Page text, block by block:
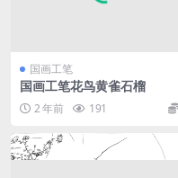
国画工笔
国画工笔花鸟黄雀石榴
2 年前 191